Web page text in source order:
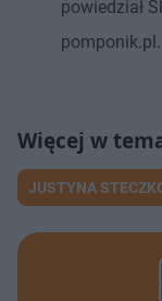
powiedział
pomponik.pl.
JUSTYNA